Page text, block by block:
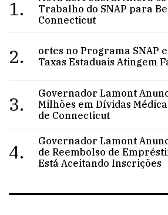
1.
Trabalho do SNAP para
Connecticut
2.
ortes no Programa SNAP
Taxas Estaduais Atingem
3.
Governador Lamont
Milhões em Dívidas
de Connecticut
4.
Governador Lamont
de Reembolso de
Está Aceitando Inscrições